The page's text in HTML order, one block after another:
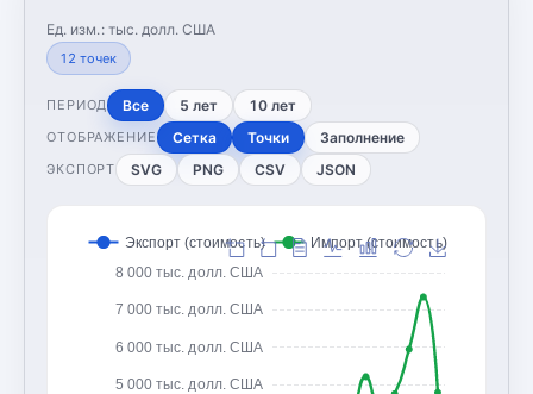
Ед. изм.: тыс. долл. США
12 точек
ПЕРИОД Все 5 лет 10 лет
ОТОБРАЖЕНИЕ Сетка Точки Заполнение
ЭКСПОРТ SVG PNG CSV JSON
5 000 тыс. долл. США
6 000 тыс. долл. США
7 000 тыс. долл. США
8 000 тыс. долл. США
Экспорт (стоимость) Импорт (стоимость)